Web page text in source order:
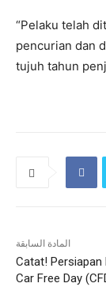
“Pelaku telah
pencurian dan
tujuh tahun
المادة السابقة
Catat! Persiapan
Car Free Day